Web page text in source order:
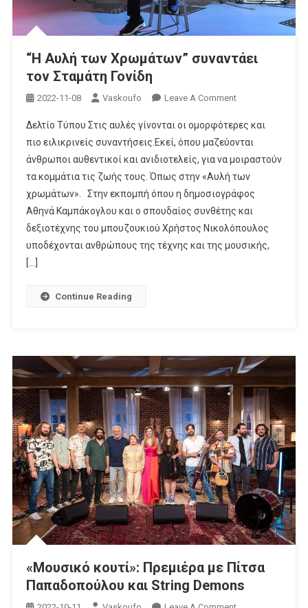
“Η Αυλή των Χρωμάτων” συναντάει
τον Σταμάτη Γονίδη
2022-11-08 Vaskoufo Leave A CommentOn
Αυλή
Των
Χρωμάτων”
Συναντάει
Τον
Σταμάτη
Γονίδη
Δελτίο Τύπου Στις αυλές γίνονται οι ομορφότερες και
πιο ειλικρινείς συναντήσεις.Εκεί, όπου μαζεύονται
άνθρωποι αυθεντικοί και ανιδιοτελείς, για να μοιραστούν
τα κομμάτια τις ζωής τους. Όπως στην «Αυλή των
χρωμάτων». Στην εκπομπή όπου η δημοσιογράφος
Αθηνά Καμπάκογλου και ο σπουδαίος συνθέτης και
δεξιοτέχνης του μπουζουκιού Χρήστος Νικολόπουλος
υποδέχονται ανθρώπους της τέχνης και της μουσικής,
[…]
Continue Reading
«Μουσικό κουτί»: Πρεμιέρα με Πίτσα
Παπαδοπούλου και String Demons